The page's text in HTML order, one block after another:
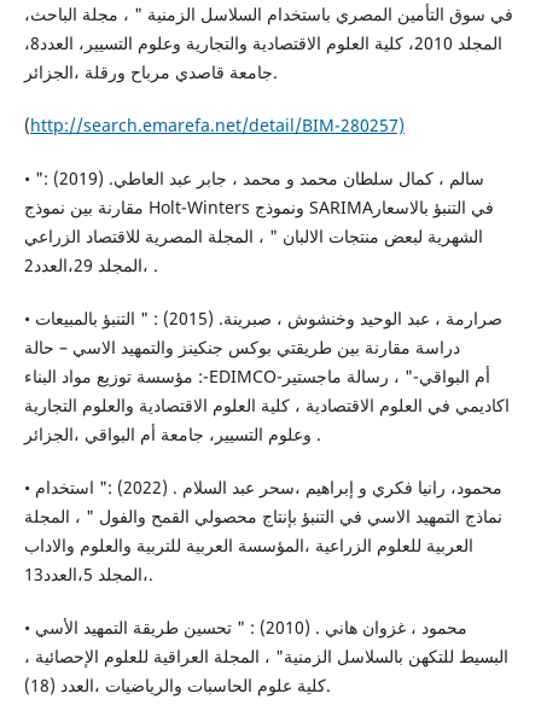
في سوق التأمين المصري باستخدام السلاسل الزمنية " ، مجلة الباحث،
المجلد 2010، كلية العلوم الاقتصادية والتجارية وعلوم التسيير، العدد8،
جامعة قاصدي مرباح ورقلة ،الجزائر.
(http://search.emarefa.net/detail/BIM-280257)
• سالم ، كمال سلطان محمد و محمد ، جابر عبد العاطي. (2019) :"
مقارنة بين نموذج Holt-Winters ونموذج SARIMAفي التنبؤ بالاسعار
الشهرية لبعض منتجات الالبان " ، المجلة المصرية للاقتصاد الزراعي
،المجلد 29،العدد2 .
• صرارمة ، عبد الوحيد وخنشوش ، صبرينة. (2015) : " التنبؤ بالمبيعات
دراسة مقارنة بين طريقتي بوكس جنكينز والتمهيد الاسي – حالة
مؤسسة توزيع مواد البناء :-EDIMCO-أم البواقي-" ، رسالة ماجستير
اكاديمي في العلوم الاقتصادية ، كلية العلوم الاقتصادية والعلوم التجارية
وعلوم التسيير، جامعة أم البواقي ،الجزائر .
• محمود، رانيا فكري و إبراهيم ،سحر عبد السلام . (2022) :" استخدام
نماذج التمهيد الاسي في التنبؤ بإنتاج محصولي القمح والفول " ، المجلة
العربية للعلوم الزراعية ،المؤسسة العربية للتربية والعلوم والاداب
،المجلد 5،العدد13.
• محمود ، غزوان هاني . (2010) : " تحسين طريقة التمهيد الأسي
البسيط للتكهن بالسلاسل الزمنية" ، المجلة العراقية للعلوم الإحصائية ،
كلية علوم الحاسبات والرياضيات ،العدد (18).